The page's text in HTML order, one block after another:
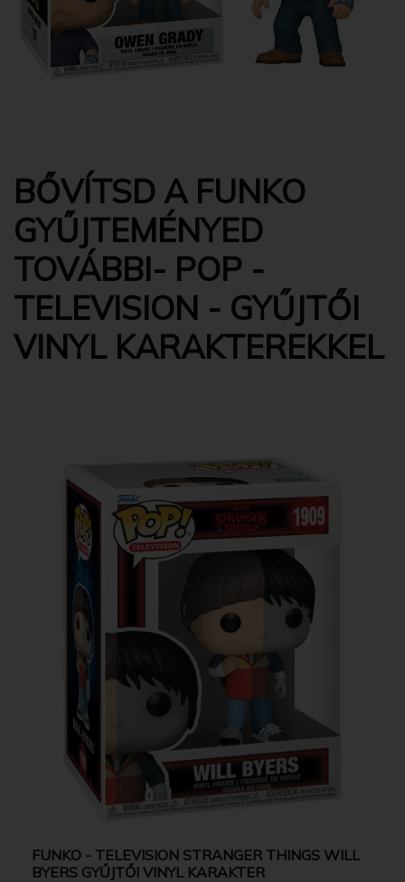
BŐVÍTSD A FUNKO
GYŰJTEMÉNYED
TOVÁBBI- POP -
TELEVISION - GYŰJTŐI
VINYL KARAKTEREKKEL
FUNKO - TELEVISION STRANGER THINGS WILL
BYERS GYŰJTŐI VINYL KARAKTER